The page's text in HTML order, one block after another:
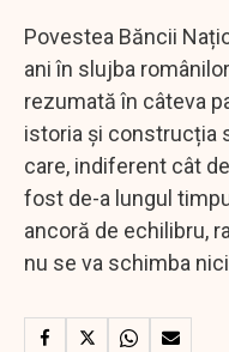
Povestea Băncii
ani în slujba
rezumată în câteva
istoria și construcția
care, indiferent cât
fost de-a lungul
ancoră de echilibru,
nu se va schimba